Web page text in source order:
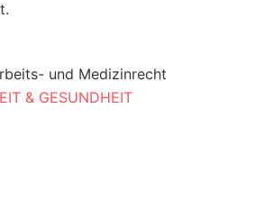
und Medizinrecht
& GESUNDHEIT